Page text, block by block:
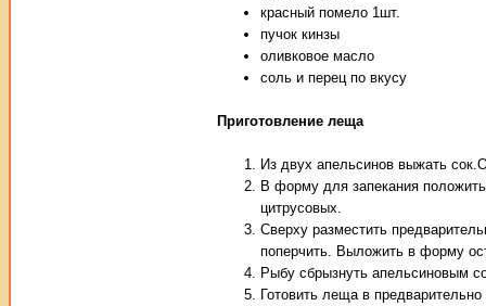
красный помело 1шт.
пучок кинзы
оливковое масло
соль и перец по вкусу
Приготовление леща
Из двух апельсинов выжать
В форму для запекания
цитрусовых.
Сверху разместить
поперчить. Выложить в форму
Рыбу сбрызнуть апельсиновым
Готовить леща в